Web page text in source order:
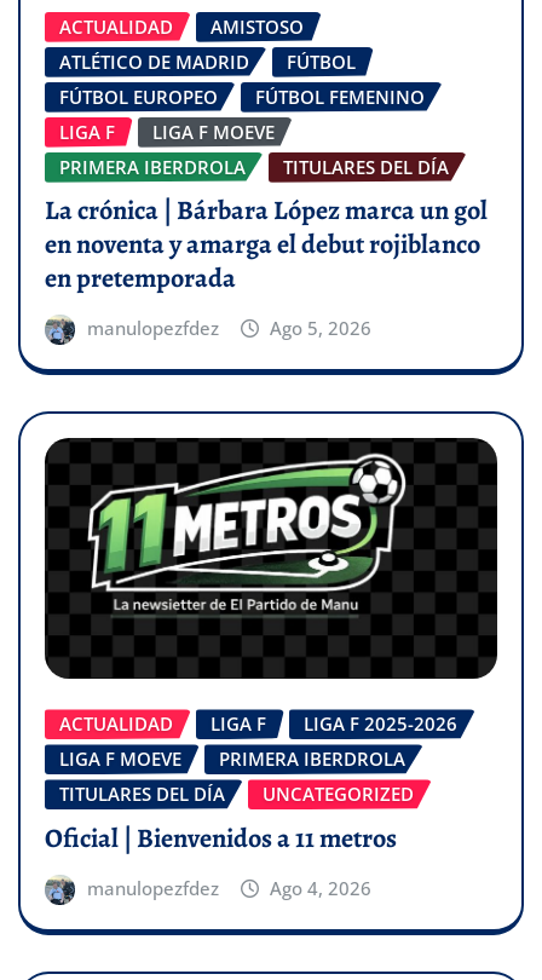
ACTUALIDAD
AMISTOSO
ATLÉTICO DE MADRID
FÚTBOL
FÚTBOL EUROPEO
FÚTBOL FEMENINO
LIGA F
LIGA F MOEVE
PRIMERA IBERDROLA
TITULARES DEL DÍA
La crónica | Bárbara López marca un gol
en noventa y amarga el debut rojiblanco
en pretemporada
manulopezfdez Ago 5, 2026
ACTUALIDAD LIGA F
LIGA F 2025-2026
LIGA F MOEVE
PRIMERA IBERDROLA
TITULARES DEL DÍA
UNCATEGORIZED
Oficial | Bienvenidos a 11 metros
manulopezfdez Ago 4, 2026